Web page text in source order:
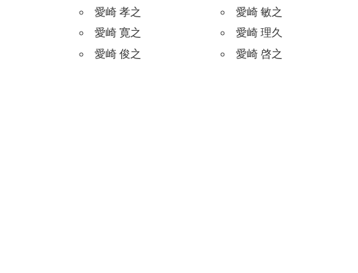
愛崎 孝之
愛崎 寛之
愛崎 俊之
愛崎 敏之
愛崎 理久
愛崎 啓之